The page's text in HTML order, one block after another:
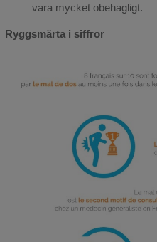
vara mycket obehagligt.
Ryggsmärta i siffror